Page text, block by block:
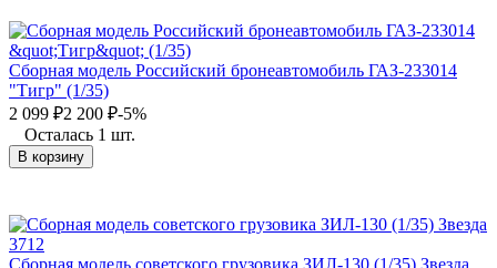
Сборная модель Российский бронеавтомобиль ГАЗ-233014
"Тигр" (1/35)
2 099 ₽2 200 ₽-5%
Осталась 1 шт.
В корзину
Сборная модель советского грузовика ЗИЛ-130 (1/35) Звезда